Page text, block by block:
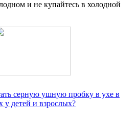
и не купайтесь в холодной
серную ушную пробку в ухе в
у детей и взрослых?